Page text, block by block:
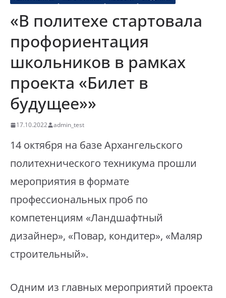
«В политехе стартовала
профориентация
школьников в рамках
проекта «Билет в
будущее»»
17.10.2022 admin_test
14 октября на базе Архангельского
политехнического техникума прошли
мероприятия в формате
профессиональных проб по
компетенциям «Ландшафтный
дизайнер», «Повар, кондитер», «Маляр
строительный».
Одним из главных мероприятий проекта